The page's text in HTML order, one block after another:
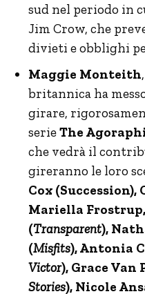
sud nel periodo in
Jim Crow, che
divieti e obblighi
Maggie Monteith
britannica ha
girare,
serieThe
che vedrà il
gireranno le loro
Cox (Succession),
Mariella
(Transparent),
(Misfits), Antonia
Victor), Grace Van
Stories), Nicole